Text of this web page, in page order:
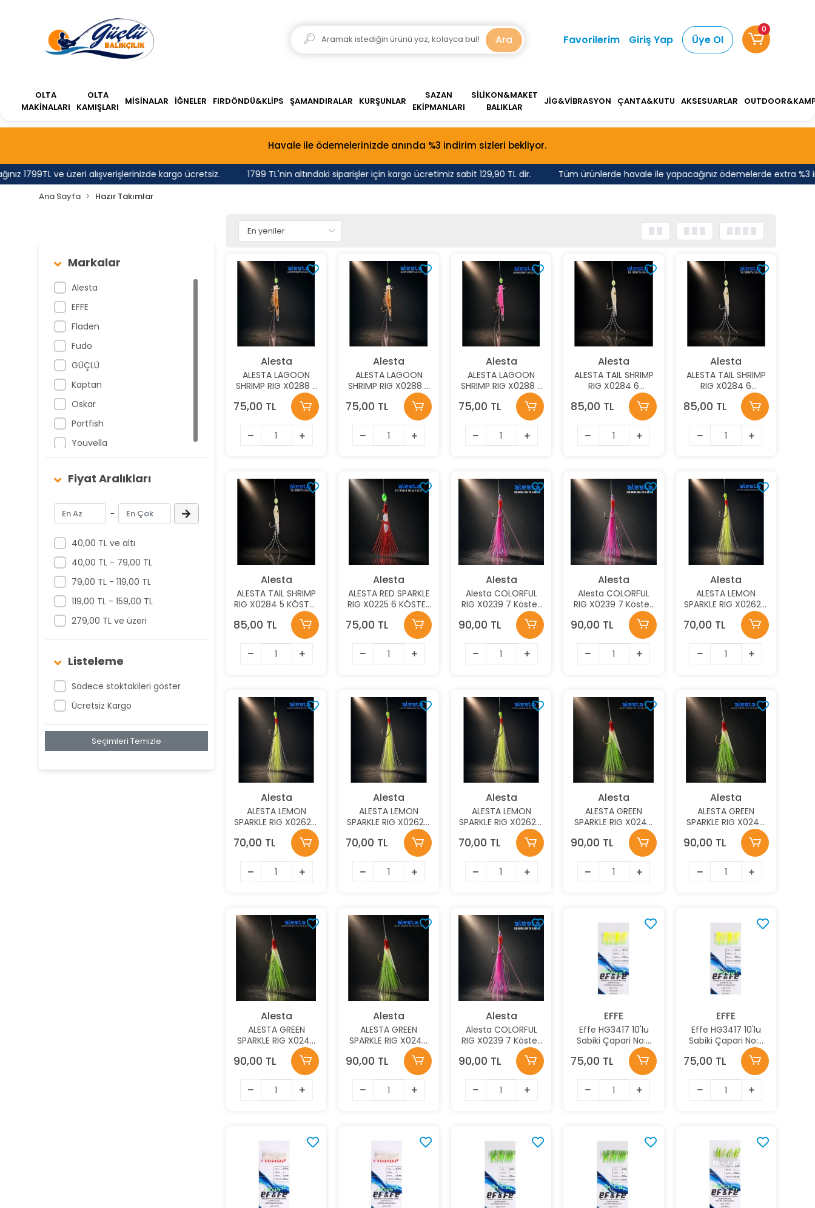
Havale ile ödemelerinizde anında %3 indirim sizleri bekliyor.
1799TL ve üzeri alışverişlerinizde kargo ücretsiz. 1799 TL'nin altındaki siparişler için kargo ücretimiz sabit 129,90 TL dir. Tüm ürünlerde havale ile yapacağınız ödemelerde extra %3
Ara Favorilerim Giriş Yap Üye Ol
0
OLTA
MAKİNALARI
OLTA
KAMIŞLARI
MİSİNALAR İĞNELER FIRDÖNDÜ&KLİPS ŞAMANDIRALAR KURŞUNLAR
SAZAN
EKİPMANLARI
SİLİKON&MAKET
BALIKLAR
JİG&VİBRASYON ÇANTA&KUTU AKSESUARLAR
Ana Sayfa Hazır Takımlar
Markalar
Alesta
EFFE
Fladen
Fudo
GÜÇLÜ
Kaptan
Oskar
Portfish
Youvella
Fiyat Aralıkları
-
40,00 TL ve altı
40,00 TL - 79,00 TL
79,00 TL - 119,00 TL
119,00 TL - 159,00 TL
279,00 TL ve üzeri
Listeleme
Sadece stoktakileri göster
Ücretsiz Kargo
Seçimleri Temizle
Alesta
ALESTA LAGOON
SHRIMP RIG X0288 5
KÖSTEK 0.35MM
NO:6 İĞNE
RENK:HONEY
75,00 TL
Alesta
ALESTA LAGOON
SHRIMP RIG X0288 5
KÖSTEK 0.35MM
NO:4 İĞNE
RENK:HONEY
75,00 TL
Alesta
ALESTA LAGOON
SHRIMP RIG X0288 5
KÖSTEK 0.35MM
NO:6 İĞNE RENK:PINK
75,00 TL
Alesta
ALESTA TAIL SHRIMP
RIG X0284 6
KÖSTEK HAZIR TAKIM
0.30MM NO:6 İĞNE
85,00 TL
Alesta
ALESTA TAIL SHRIMP
RIG X0284 6
KÖSTEK HAZIR TAKIM
0.35MM NO:4 İĞNE
85,00 TL
Alesta
ALESTA TAIL SHRIMP
RIG X0284 5 KÖSTEK
HAZIR TAKIM
0.40MM NO:2 İĞNE
85,00 TL
Alesta
ALESTA RED SPARKLE
RIG X0225 6 KÖSTEK
HAZIR TAKIM 0.30MM
NO:8 İĞNE
75,00 TL
Alesta
Alesta COLORFUL
RIG X0239 7 Köstek
Hazır Takım 0,30MM
İğne NO:8
90,00 TL
Alesta
Alesta COLORFUL
RIG X0239 7 Köstek
Hazır Takım 0,35MM
İğne NO:6
90,00 TL
Alesta
ALESTA LEMON
SPARKLE RIG X0262 5
KÖSTEKLİ HAZIR
TAKIM 0.35MM NO:10
70,00 TL
Alesta
ALESTA LEMON
SPARKLE RIG X0262 5
KÖSTEKLİ HAZIR
TAKIM 0.37MM NO:8
70,00 TL
Alesta
ALESTA LEMON
SPARKLE RIG X0262 5
KÖSTEKLİ HAZIR
TAKIM 0.40MM NO:6
70,00 TL
Alesta
ALESTA LEMON
SPARKLE RIG X0262 5
KÖSTEKLİ HAZIR
TAKIM 0.45MM NO:4
70,00 TL
Alesta
ALESTA GREEN
SPARKLE RIG X0244
7 KÖSTEKLİ HAZIR
TAKIM 0.33MM NO:10
90,00 TL
Alesta
ALESTA GREEN
SPARKLE RIG X0244
7 KÖSTEKLİ HAZIR
TAKIM 0.35MM NO:8
90,00 TL
Alesta
ALESTA GREEN
SPARKLE RIG X0244
7 KÖSTEKLİ HAZIR
TAKIM 0.37MM NO:6
90,00 TL
Alesta
ALESTA GREEN
SPARKLE RIG X0244
7 KÖSTEKLİ HAZIR
TAKIM 0.40MM NO:4
90,00 TL
Alesta
Alesta COLORFUL
RIG X0239 7 Köstek
Hazır Takım 0,40MM
İğne NO:4
90,00 TL
EFFE
Effe HG3417 10'lu
Sabiki Çapari No:9
Renk:3417
75,00 TL
EFFE
Effe HG3417 10'lu
Sabiki Çapari No:7
Renk:3417
75,00 TL